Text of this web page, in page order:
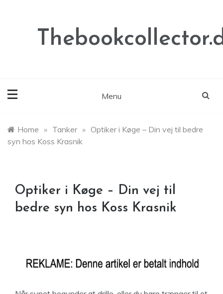
Menu
Home » Tanker » Optiker i Køge – Din vej til bedre
syn hos Koss Krasnik
Optiker i Køge – Din vej til
bedre syn hos Koss Krasnik